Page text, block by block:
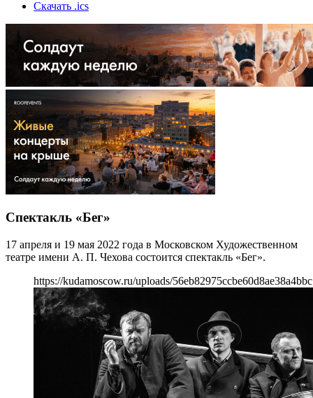
Скачать .ics
Спектакль «Бег»
17 апреля и 19 мая 2022 года в Московском Художественном
театре имени А. П. Чехова состоится спектакль «Бег».
https://kudamoscow.ru/uploads/